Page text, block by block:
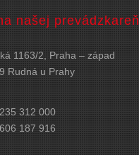
našej prevádzkareň
1163/2, Praha – západ
Rudná u Prahy
312 000
187 916